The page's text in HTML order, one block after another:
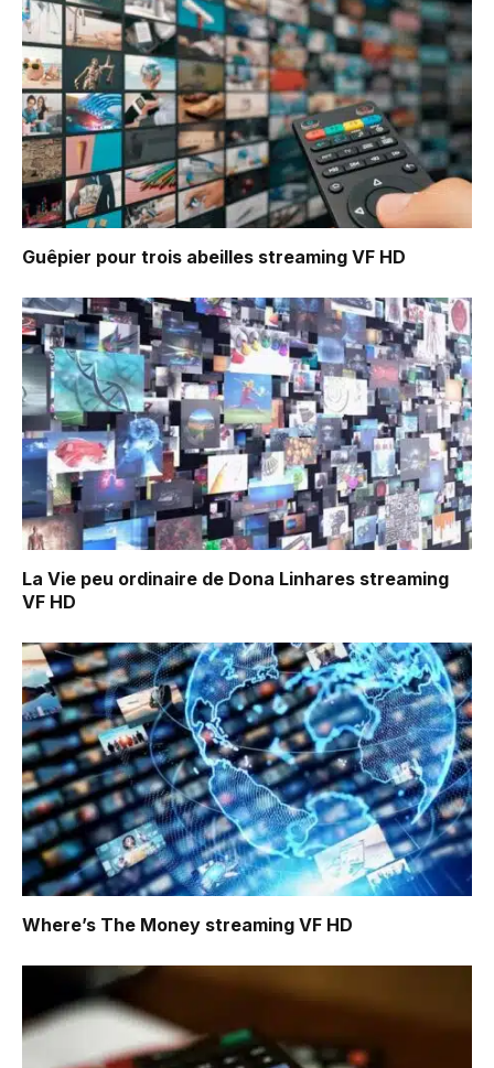
Guêpier pour trois abeilles streaming VF HD
La Vie peu ordinaire de Dona Linhares streaming
VF HD
Where’s The Money streaming VF HD